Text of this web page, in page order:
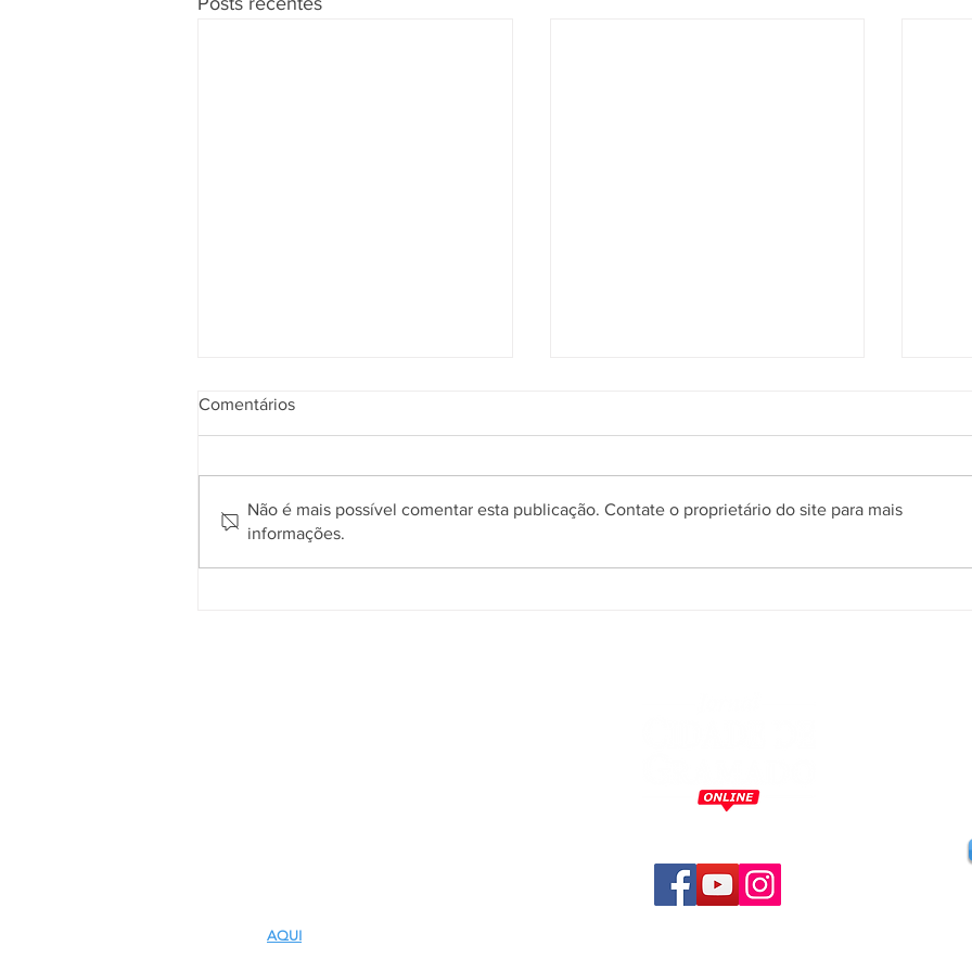
Gramadense vence o Gaúcho
Prefeitura de Gramado abre
Comentários
Não é mais possível comentar esta publicação. Contate o proprietário do site para mais
informações.
AQUI